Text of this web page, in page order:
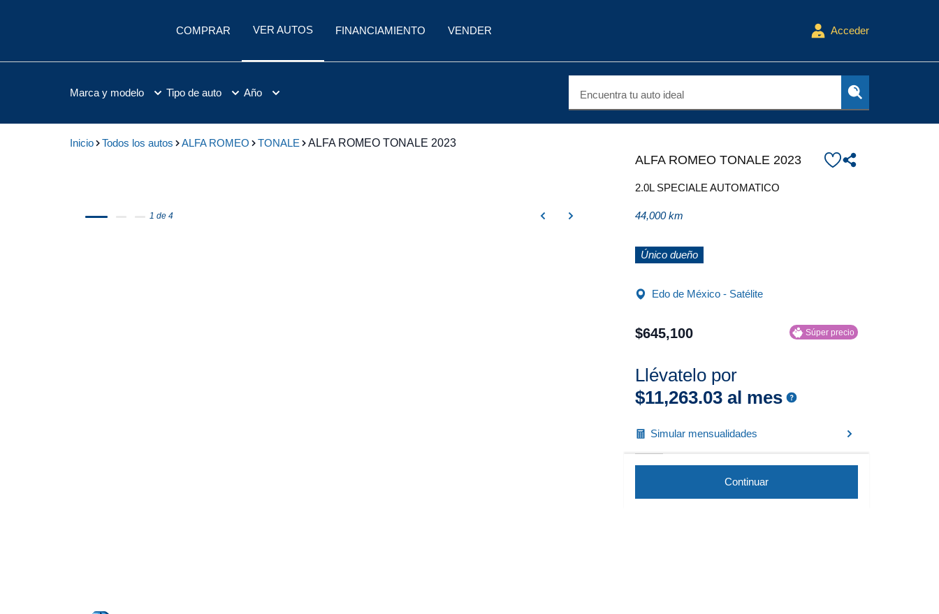
COMPRAR VER AUTOS FINANCIAMIENTO VENDER Acceder
Marca y modelo Tipo de auto Año Encuentra tu auto ideal
Inicio Todos los autos ALFA ROMEO TONALE ALFA ROMEO TONALE 2023
1 de 4
ALFA ROMEO TONALE 2023
2.0L SPECIALE AUTOMATICO
44,000 km
Único dueño
Edo de México - Satélite
$645,100 Súper precio
Llévatelo por
$11,263.03al mes
Simular mensualidades
Continuar